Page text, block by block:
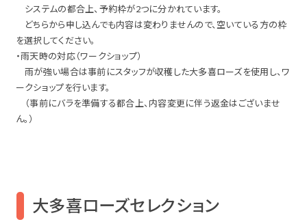
システムの都合上、予約枠が2つに分かれています。
どちらから申し込んでも内容は変わりませんので、空いている方の枠
を選択してください。
・雨天時の対応（ワークショップ）
雨が強い場合は事前にスタッフが収穫した大多喜ローズを使用し、ワ
ークショップを行います。
（事前にバラを準備する都合上、内容変更に伴う返金はございませ
ん。）
大多喜ローズセレクション